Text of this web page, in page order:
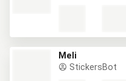
Meli
StickersBot